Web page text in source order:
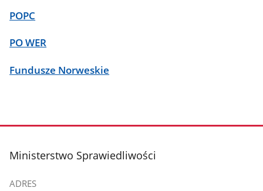
POPC
PO WER
Fundusze Norweskie
stopka
Ministerstwo Sprawiedliwości
ADRES